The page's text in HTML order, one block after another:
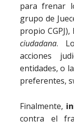
para frenar
grupo de
propio
ciudadana.
acciones
entidades, o
preferentes,
Finalmente,
contra el